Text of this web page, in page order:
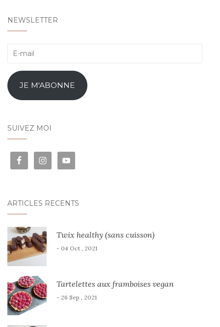
NEWSLETTER
E-
JE M'ABONNE
SUIVEZ MOI
ARTICLES RÉCENTS
Twix healthy (sans cuisson)
- 04 Oct , 2021
Tartelettes aux framboises vegan
- 26 Sep , 2021